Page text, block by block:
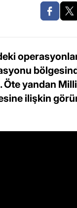
Öte yandan Milli
ilişkin